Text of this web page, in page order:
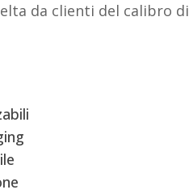
da clienti del calibro di